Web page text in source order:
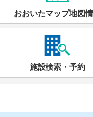
おおいたマップ地図
施設検索・予約